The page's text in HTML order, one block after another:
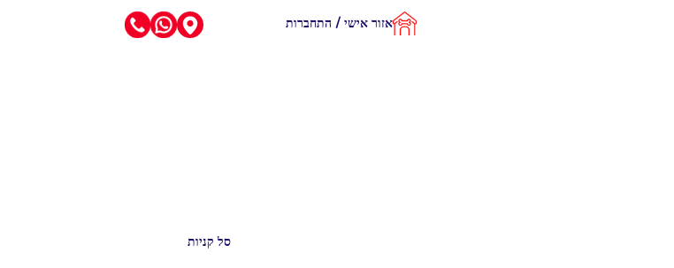
אזור אישי / התחברות
סל קניות